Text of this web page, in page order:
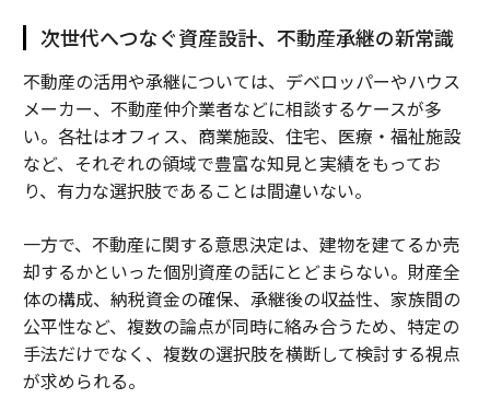
次世代へつなぐ資産設計、不動産承継の新常識
不動産の活用や承継については、デベロッパーやハウス
メーカー、不動産仲介業者などに相談するケースが多
い。各社はオフィス、商業施設、住宅、医療・福祉施設
など、それぞれの領域で豊富な知見と実績をもってお
り、有力な選択肢であることは間違いない。
一方で、不動産に関する意思決定は、建物を建てるか売
却するかといった個別資産の話にとどまらない。財産全
体の構成、納税資金の確保、承継後の収益性、家族間の
公平性など、複数の論点が同時に絡み合うため、特定の
手法だけでなく、複数の選択肢を横断して検討する視点
が求められる。